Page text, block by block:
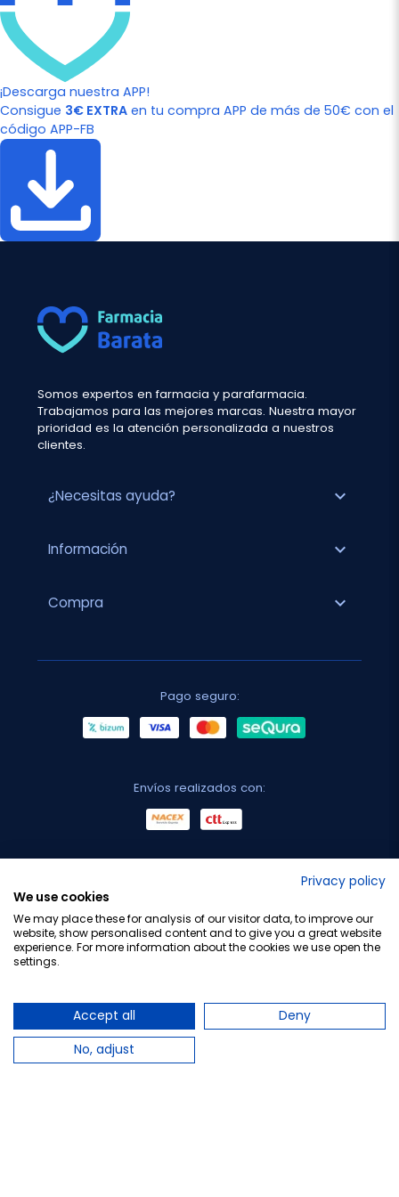
¡Descarga nuestra APP!
Consigue 3€ EXTRA en tu compra APP de más de 50€ con el
código APP-FB
Somos expertos en farmacia y parafarmacia.
Trabajamos para las mejores marcas. Nuestra mayor
prioridad es la atención personalizada a nuestros
clientes.
¿Necesitas ayuda? expand_more
Información expand_more
Compra expand_more
Pago seguro:
Envíos realizados con:
Privacy policy
We use cookies
We may place these for analysis of our visitor data, to improve our
website, show personalised content and to give you a great website
experience. For more information about the cookies we use open the
settings.
Accept all
Deny
No, adjust